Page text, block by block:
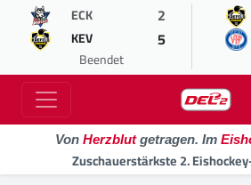
ECK 2
KEV 5
Beendet
Von Herzblutgetragen. Im
Zuschauerstärkste 2.